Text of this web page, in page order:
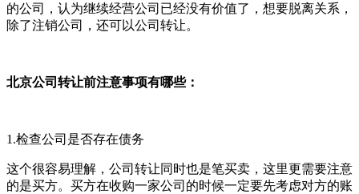
的公司，认为继续经营公司已经没有价值了，想要脱离关系，
除了注销公司，还可以公司转让。
北京公司转让前注意事项有哪些：
1.检查公司是否存在债务
这个很容易理解，公司转让同时也是笔买卖，这里更需要注意
的是买方。买方在收购一家公司的时候一定要先考虑对方的账